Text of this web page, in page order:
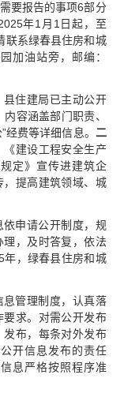
要报告的事项6部分
年1月1日起，至
联系绿春县住房和城
加油站旁，邮编：
县住建局已主动公开
容涵盖部门职责、
费等详细信息。 二
建设工程安全生产
定》宣传进建筑企
提高建筑领域、城
依申请公开制度，规
，及时答复，依法
年，绿春县住房和城
息管理制度，认真落
求。对需公开发布
布，每条对外发布
开信息发布的责任
息严格按照程序准